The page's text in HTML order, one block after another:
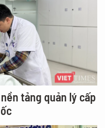
nền tảng quản lý cấp